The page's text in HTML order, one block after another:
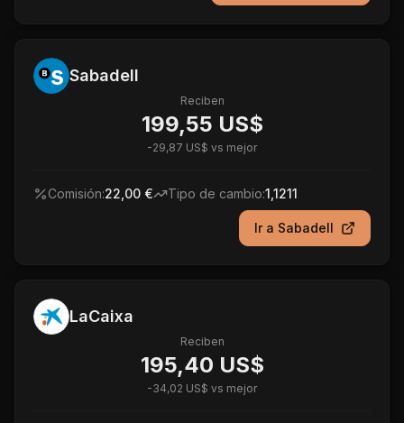
Sabadell
Reciben
199,55 US$
-29,87 US$ vs mejor
Comisión:22,00 € Tipo de cambio:1,1211
Ir a Sabadell
LaCaixa
Reciben
195,40 US$
-34,02 US$ vs mejor